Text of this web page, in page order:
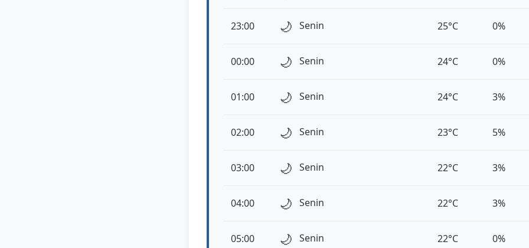
23:00 🌙 Senin 25°C 0%
00:00 🌙 Senin 24°C 0%
01:00 🌙 Senin 24°C 3%
02:00 🌙 Senin 23°C 5%
03:00 🌙 Senin 22°C 3%
04:00 🌙 Senin 22°C 3%
05:00 🌙 Senin 22°C 0%